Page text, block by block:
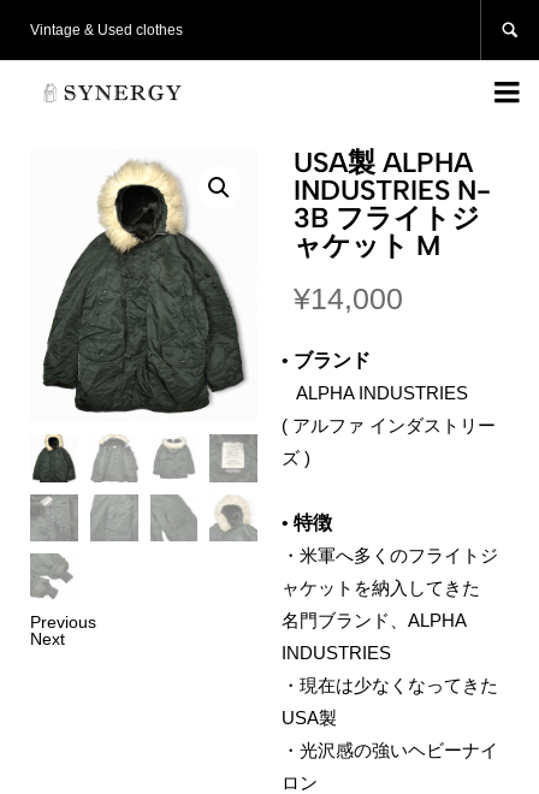
Vintage & Used clothes 

Previous
Next
USA製 ALPHA
INDUSTRIES N-
3B フライトジ
ャケット M
¥14,000
• ブランド
‌ ALPHA INDUSTRIES
( アルファ インダストリー
ズ )
• 特徴
・米軍へ多くのフライトジ
ャケットを納入してきた
名門ブランド、ALPHA
INDUSTRIES
・現在は少なくなってきた
USA製
・光沢感の強いヘビーナイ
ロン